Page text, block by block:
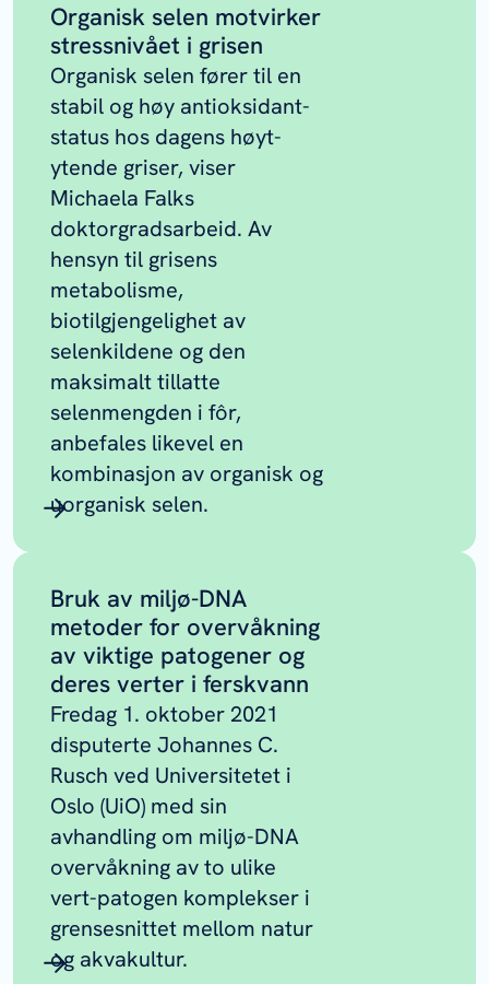
Organisk selen motvirker
stressnivået i grisen
Organisk selen fører til en
stabil og høy antioksidant-
status hos dagens høyt-
ytende griser, viser
Michaela Falks
doktorgradsarbeid. Av
hensyn til grisens
metabolisme,
biotilgjengelighet av
selenkildene og den
maksimalt tillatte
selenmengden i fôr,
anbefales likevel en
kombinasjon av organisk og
uorganisk selen.
Bruk av miljø-DNA
metoder for overvåkning
av viktige patogener og
deres verter i ferskvann
Fredag 1. oktober 2021
disputerte Johannes C.
Rusch ved Universitetet i
Oslo (UiO) med sin
avhandling om miljø-DNA
overvåkning av to ulike
vert-patogen komplekser i
grensesnittet mellom natur
og akvakultur.